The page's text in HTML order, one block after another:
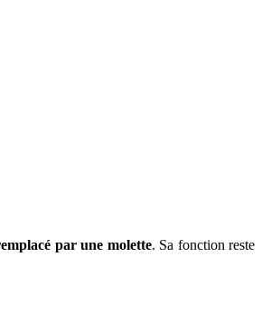
par une molette. Sa fonction reste